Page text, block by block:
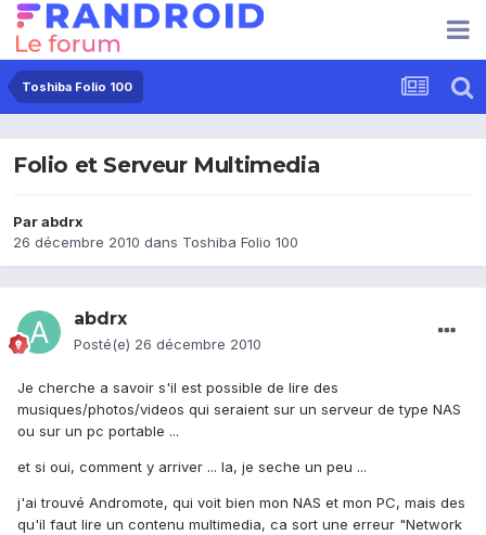
Toshiba Folio 100
Folio et Serveur Multimedia
Parabdrx
26 décembre 2010 dans Toshiba Folio 100
abdrx
Posté(e) 26 décembre 2010
Je cherche a savoir s'il est possible de lire des
musiques/photos/videos qui seraient sur un serveur de type NAS
ou sur un pc portable ...
et si oui, comment y arriver ... la, je seche un peu ...
j'ai trouvé Andromote, qui voit bien mon NAS et mon PC, mais des
qu'il faut lire un contenu multimedia, ca sort une erreur "Network